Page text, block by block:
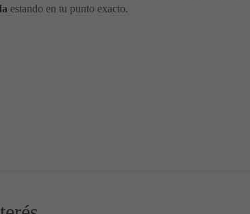
estando en tu punto exacto.